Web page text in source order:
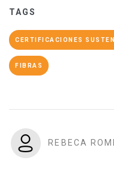
TAGS
CERTIFICACIONES
FIBRAS
REBECA